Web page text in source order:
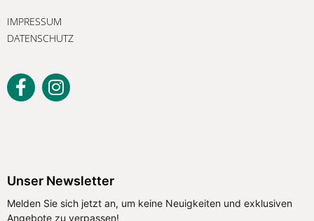
IMPRESSUM
DATENSCHUTZ
Unser Newsletter
Melden Sie sich jetzt an, um keine Neuigkeiten und exklusiven
Angebote zu verpassen!